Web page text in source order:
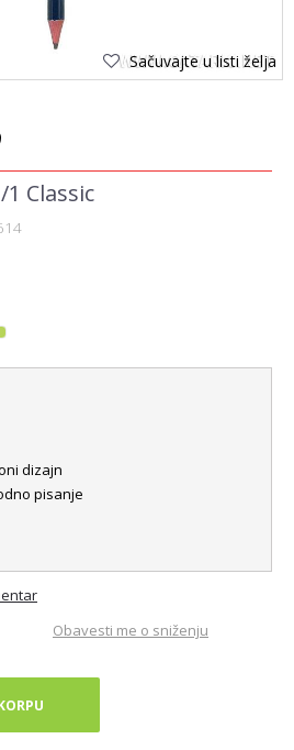
Sačuvajte u listi želja
Classic
dizajn
pisanje
Obavesti me o sniženju